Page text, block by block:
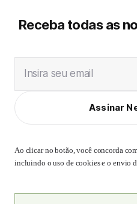
Receba todas as
Insira seu email
Assinar
Ao clicar no botão, você concorda
incluindo o uso de cookies e o envio